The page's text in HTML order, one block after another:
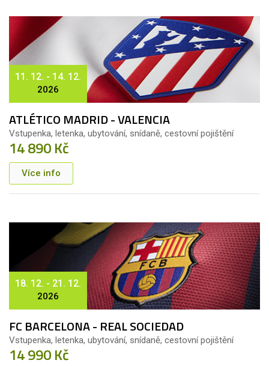
11. 12. - 14. 12.
2026
ATLÉTICO MADRID - VALENCIA
Vstupenka, letenka, ubytování, snídaně, cestovní pojištění
14 890 Kč
Více info
18. 12. - 21. 12.
2026
FC BARCELONA - REAL SOCIEDAD
Vstupenka, letenka, ubytování, snídaně, cestovní pojištění
14 990 Kč